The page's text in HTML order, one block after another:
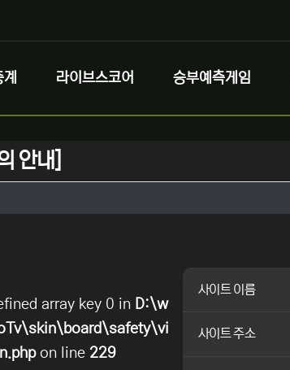
라이브스코어 승부예측게임
안내]
array key 0 in D:\w
on line 229
사이트 이름
사이트 주소